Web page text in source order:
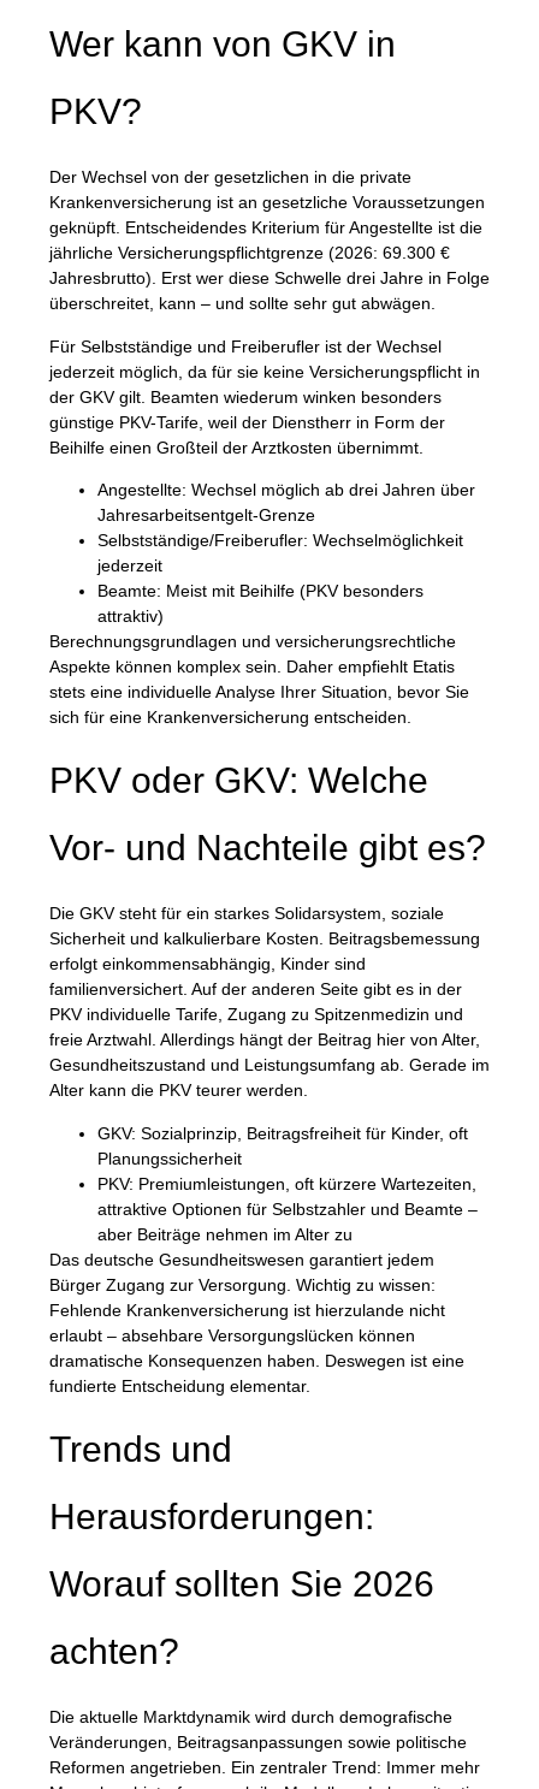
Wer kann von GKV in
PKV?
Der Wechsel von der gesetzlichen in die private
Krankenversicherung ist an gesetzliche Voraussetzungen
geknüpft. Entscheidendes Kriterium für Angestellte ist die
jährliche Versicherungspflichtgrenze (2026: 69.300 €
Jahresbrutto). Erst wer diese Schwelle drei Jahre in Folge
überschreitet, kann – und sollte sehr gut abwägen.
Für Selbstständige und Freiberuflerist der Wechsel
jederzeit möglich, da für sie keine Versicherungspflicht in
der GKV gilt. Beamten wiederum winken besonders
günstige PKV-Tarife, weil der Dienstherr in Form der
Beihilfe einen Großteil der Arztkosten übernimmt.
Angestellte: Wechsel möglich ab drei Jahren über
Jahresarbeitsentgelt-Grenze
Selbstständige/Freiberufler: Wechselmöglichkeit
jederzeit
Beamte: Meist mit Beihilfe (PKV besonders
attraktiv)
Berechnungsgrundlagen und versicherungsrechtliche
Aspekte können komplex sein. Daher empfiehlt Etatis
stets eine individuelle Analyse Ihrer Situation, bevor Sie
sich für eine Krankenversicherung entscheiden.
PKV oder GKV: Welche
Vor- und Nachteile gibt es?
Die GKVsteht für ein starkes Solidarsystem, soziale
Sicherheit und kalkulierbare Kosten. Beitragsbemessung
erfolgt einkommensabhängig, Kinder sind
familienversichert. Auf der anderen Seite gibt es in der
PKVindividuelle Tarife, Zugang zu Spitzenmedizin und
freie Arztwahl. Allerdings hängt der Beitrag hier von Alter,
Gesundheitszustand und Leistungsumfang ab. Gerade im
Alter kann die PKV teurer werden.
GKV: Sozialprinzip, Beitragsfreiheit für Kinder, oft
Planungssicherheit
PKV: Premiumleistungen, oft kürzere Wartezeiten,
attraktive Optionen für Selbstzahler und Beamte –
aber Beiträge nehmen im Alter zu
Das deutsche Gesundheitswesen garantiert jedem
Bürger Zugang zur Versorgung. Wichtig zu wissen:
Fehlende Krankenversicherung ist hierzulande nicht
erlaubt– absehbare Versorgungslücken können
dramatische Konsequenzen haben. Deswegen ist eine
fundierte Entscheidung elementar.
Trends und
Herausforderungen:
Worauf sollten Sie 2026
achten?
Die aktuelle Marktdynamik wird durch demografische
Veränderungen, Beitragsanpassungen sowie politische
Reformen angetrieben. Ein zentraler Trend: Immer mehr